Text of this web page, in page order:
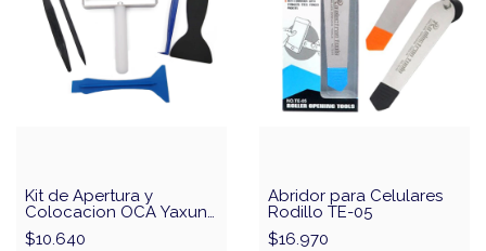
Kit de Apertura y
Colocacion OCA Yaxun
YX-687
$10.640
Abridor para Celulares
Rodillo TE-05
$16.970